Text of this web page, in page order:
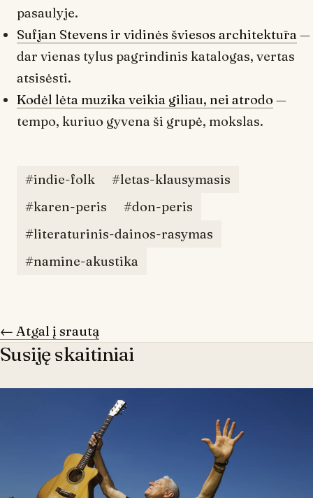
pasaulyje.
Sufjan Stevens ir vidinės šviesos architektūra —
dar vienas tylus pagrindinis katalogas, vertas
atsisėsti.
Kodėl lėta muzika veikia giliau, nei atrodo—
tempo, kuriuo gyvena ši grupė, mokslas.
#indie-folk
#letas-klausymasis
#karen-peris
#don-peris
#literaturinis-dainos-rasymas
#namine-akustika
← Atgal į srautą
Susiję skaitiniai